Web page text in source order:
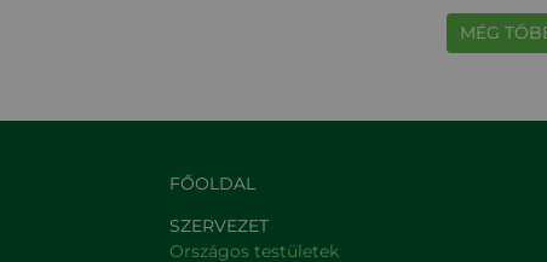
MÉG
FŐOLDAL
SZERVEZET
Országos testületek